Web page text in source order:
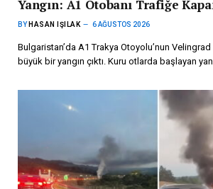
Yangın: A1 Otobanı Trafiğe
BY HASAN IŞILAK 6 AĞUSTOS 2026
Bulgaristan’da A1 Trakya Otoyolu’nun Velingrad
büyük bir yangın çıktı. Kuru otlarda başlayan